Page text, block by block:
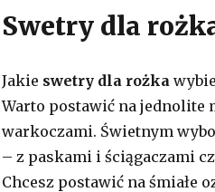
Swetry dla
Jakie swetry dla rożka
Warto postawić na jednolite
warkoczami. Świetnym
– z paskami i ściągaczami
Chcesz postawić na śmiałe